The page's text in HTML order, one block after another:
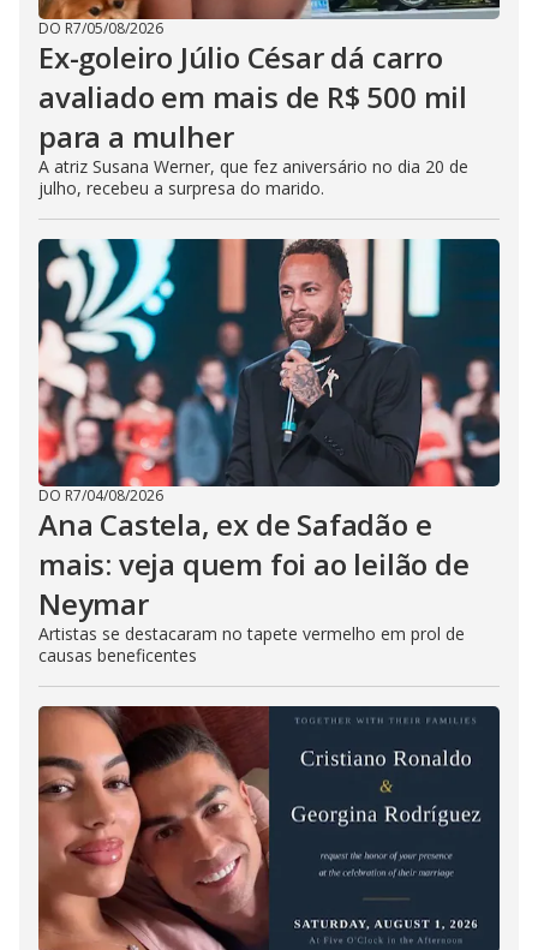
DO R7/05/08/2026
Ex-goleiro Júlio César dá carro
avaliado em mais de R$ 500 mil
para a mulher
A atriz Susana Werner, que fez aniversário no dia 20 de
julho, recebeu a surpresa do marido.
DO R7/04/08/2026
Ana Castela, ex de Safadão e
mais: veja quem foi ao leilão de
Neymar
Artistas se destacaram no tapete vermelho em prol de
causas beneficentes